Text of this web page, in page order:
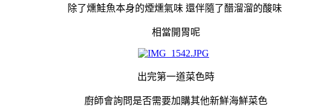
除了燻鮭魚本身的煙燻氣味 還伴隨了醋溜溜的酸味
相當開胃呢
出完第一道菜色時
廚師會詢問是否需要加購其他新鮮海鮮菜色